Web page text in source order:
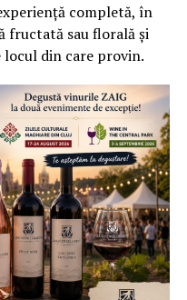
completă, în
fructată sau florală și
locul din care provin.